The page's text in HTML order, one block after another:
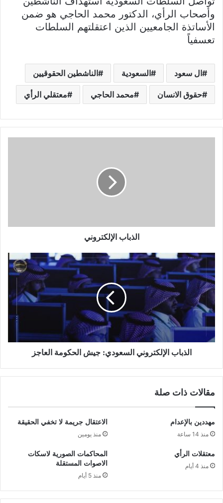
وأصحاب الرأي، الدكتور محمد الحاجي هو ضمن
الأساتذة الجامعيين الذين اعتقلتهم السلطات
تعسفياً
ال سعود السعودية الناشطين الحقوقيين
حقوق الانسان محمد الحاجي معتقلي الرأي
الذباب الإلكتروني
الذباب الإلكتروني السعودي: جيش الحكومة العاجز
مقالات ذات صلة
مهددين بالإعدام
منذ 14 ساعة
الاعتقال جريمة لا تخفي الحقيقة
منذ يومين
معتقلات الرأي
منذ 4 أيام
المحاكمات الصورية لاسكات
الاصوات المستقلة
منذ 5 أيام